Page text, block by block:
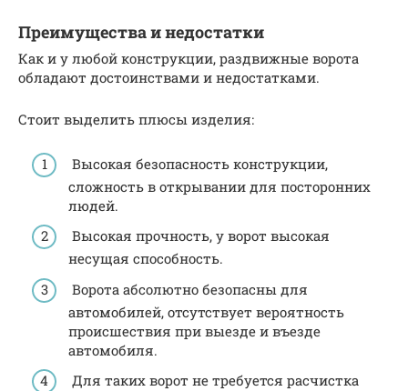
Преимущества и недостатки
Как и у любой конструкции, раздвижные ворота
обладают достоинствами и недостатками.
Стоит выделить плюсы изделия:
Высокая безопасность конструкции,
сложность в открывании для посторонних
людей.
Высокая прочность, у ворот высокая
несущая способность.
Ворота абсолютно безопасны для
автомобилей, отсутствует вероятность
происшествия при выезде и въезде
автомобиля.
Для таких ворот не требуется расчистка